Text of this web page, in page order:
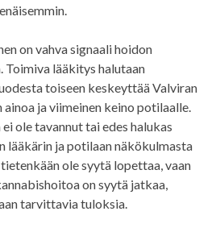
on vahva signaali hoidon
Toimiva lääkitys halutaan
toiseen keskeyttää Valviran
ja viimeinen keino potilaalle.
ole tavannut tai edes halukas
lääkärin ja potilaan näkökulmasta
ole syytä lopettaa, vaan
on syytä jatkaa,
tarvittavia tuloksia.